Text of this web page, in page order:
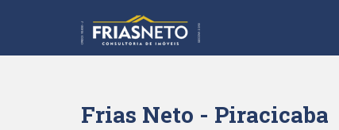
Frias Neto - Piracicaba